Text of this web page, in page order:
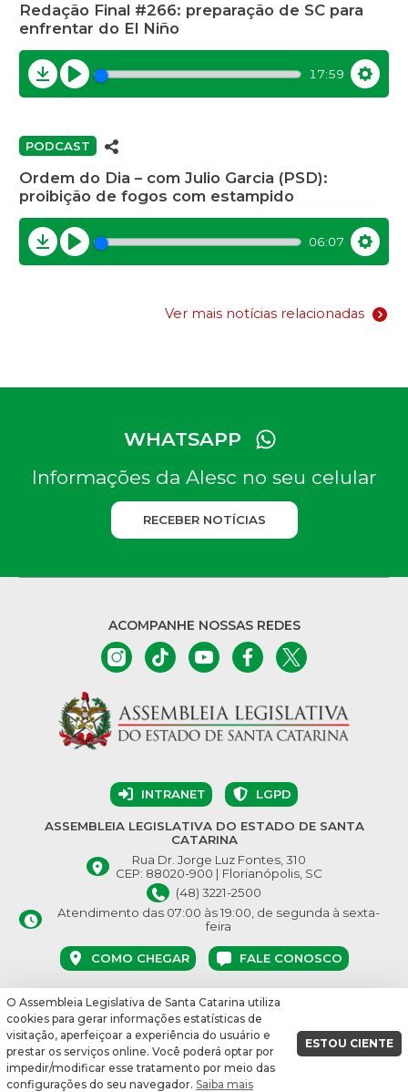
Redação Final #266: preparação de SC para
enfrentar do El Niño
Download
Play
17:59
PODCAST
Ordem do Dia – com Julio Garcia (PSD):
proibição de fogos com estampido
Download
Play
06:07
Ver mais notícias relacionadas
WHATSAPP
Informações da Alesc no seu celular
RECEBER NOTÍCIAS
ACOMPANHE NOSSAS REDES
INTRANET LGPD
ASSEMBLEIA LEGISLATIVA DO ESTADO DE SANTA
CATARINA
Rua Dr. Jorge Luz Fontes, 310
CEP: 88020-900 | Florianópolis, SC
(48) 3221-2500
Atendimento das 07:00 às 19:00, de segunda à sexta-
feira
COMO CHEGAR FALE CONOSCO
© Assembleia Legislativa do Estado de Santa Catarina 2026.
Desenvolvido por:
vbuild 17609
O Assembleia Legislativa de Santa Catarina utiliza
cookies para gerar informações estatísticas de
visitação, aperfeiçoar a experiência do usuário e
prestar os serviços online. Você poderá optar por
impedir/modificar esse tratamento por meio das
configurações do seu navegador. Saiba mais
ESTOU CIENTE